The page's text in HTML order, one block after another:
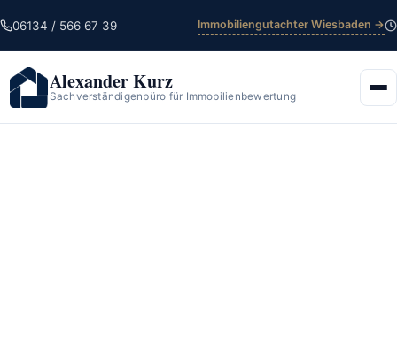
06134 / 566 67 39 Immobiliengutachter Wiesbaden →
Alexander Kurz
Sachverständigenbüro für Immobilienbewertung